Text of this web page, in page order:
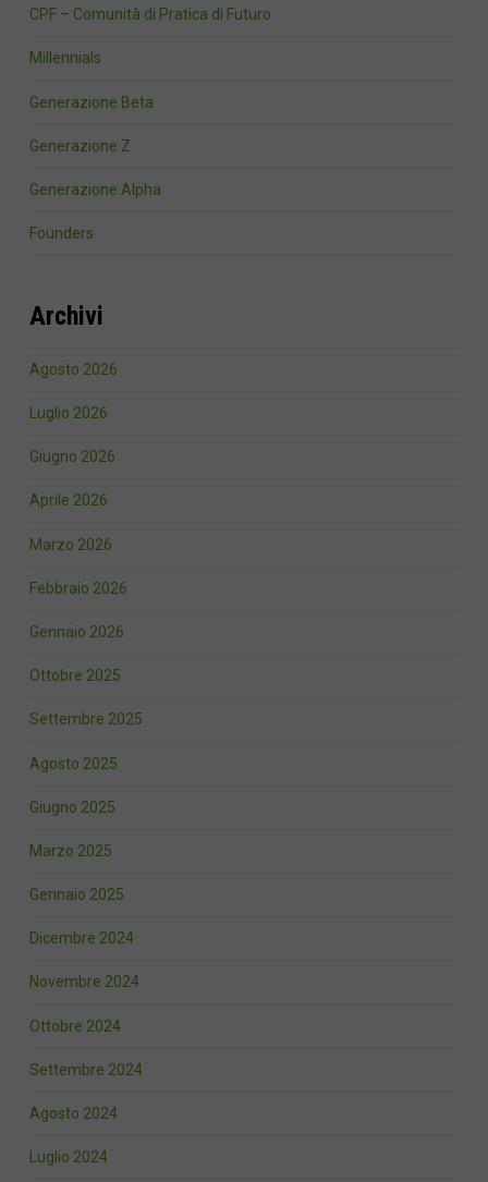
CPF – Comunità di Pratica di Futuro
Millennials
Generazione Beta
Generazione Z
Generazione Alpha
Founders
Archivi
Agosto 2026
Luglio 2026
Giugno 2026
Aprile 2026
Marzo 2026
Febbraio 2026
Gennaio 2026
Ottobre 2025
Settembre 2025
Agosto 2025
Giugno 2025
Marzo 2025
Gennaio 2025
Dicembre 2024
Novembre 2024
Ottobre 2024
Settembre 2024
Agosto 2024
Luglio 2024